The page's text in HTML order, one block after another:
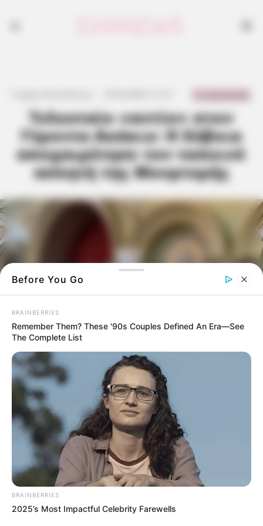
Τελευταίο «αντίο» στον
Γέροντα Ακάκιο: Η Εύβοια
αποχαιρέτησε τον ταπεινό
ασκητή της Μουρτερής
Σε κλίμα βαθιάς συγκίνησης και
αναστάσιμης ελπίδας τελέστηκε χθες,
Σάββατο, η εξόδιος ακολουθία του Γέροντα
Ακάκιου (κατά κόσμον Νικολάου), ο οποίος
«έφυγε» πλήρης ημερών, αφήνοντας πίσω
του μια σπουδαία πνευματική
παρακαταθήκη
Before You Go
BRAINBERRIES
Remember Them? These '90s Couples Defined An Era—See
The Complete List
BRAINBERRIES
2025’s Most Impactful Celebrity Farewells